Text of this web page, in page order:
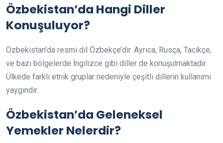
Özbekistan’da Hangi Diller
Konuşuluyor?
Özbekistan’da resmi dil Özbekçe’dir. Ayrıca, Rusça, Tacikçe,
ve bazı bölgelerde İngilizce gibi diller de konuşulmaktadır.
Ülkede farklı etnik gruplar nedeniyle çeşitli dillerin kullanımı
yaygındır.
Özbekistan’da Geleneksel
Yemekler Nelerdir?